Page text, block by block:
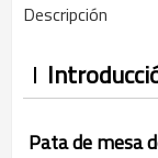
Descripción
Pata de mesa